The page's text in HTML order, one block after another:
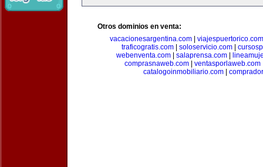
Otros dominios en venta:
vacacionesargentina.com
viajespuertorico.com
traficogratis.com| soloservicio.com|
webenventa.com
salaprensa.com
comprasnaweb.com
ventasporlaweb.com
catalogoinmobiliario.com|